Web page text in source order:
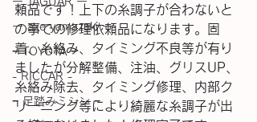
ー axe yamazaki ー
− TOYOTA −
- RICCAR -
− 足踏みミシン −
頼品です！上下の糸調子が合わないと
の事での修理依頼品になります。固
着、糸絡み、タイミング不良等が有り
ましたが分解整備、注油、グリスUP、
糸絡み除去、タイミング修理、内部ク
リーニング等により綺麗な糸調子が出